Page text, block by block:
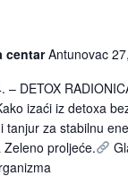
centarAntunovac
– DETOX
izaći iz detoxa
tanjur za stabilnu
Zeleno proljeće.